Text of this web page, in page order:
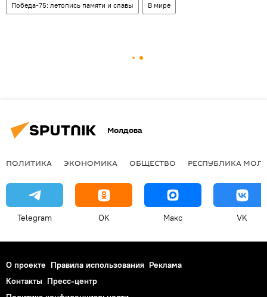
Победа-75: летопись памяти и славы В мире
Молдова
ПОЛИТИКА ЭКОНОМИКА ОБЩЕСТВО РЕСПУБЛИКА
Telegram OK Макс VK
О проекте Правила использования Реклама
Контакты Пресс-центр